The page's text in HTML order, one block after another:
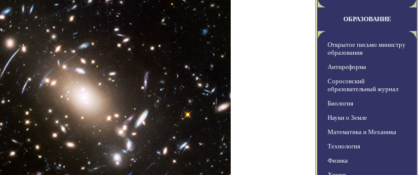
ОБРАЗОВАНИЕ
Открытое письмо министру
образования
Антиреформа
Соросовский
образовательный журнал
Биология
Науки о Земле
Математика и Механика
Технология
Физика